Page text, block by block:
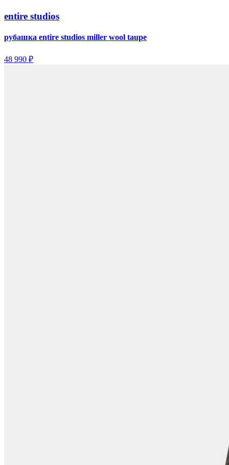
entire studios
рубашка entire studios miller wool taupe
48 990 ₽